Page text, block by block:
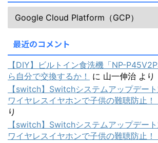
最近のコメント
【DIY】ビルトイン食洗機「NP-
ら自分で交換するか！
に 山一伸治 より
【switch】Switchシステムアップデー
ワイヤレスイヤホンで子供の難聴防止！
り
【switch】Switchシステムアップデー
ワイヤレスイヤホンで子供の難聴防止！